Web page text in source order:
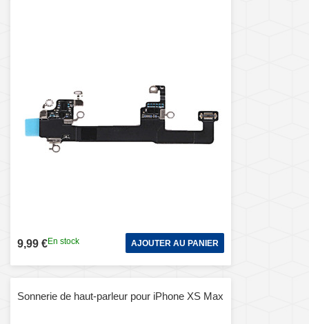
9,99 €En stock AJOUTER AU PANIER
Sonnerie de haut-parleur pour iPhone XS Max